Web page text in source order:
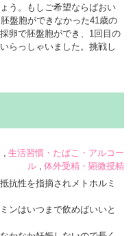
う。もしご希望ならばおい
盤胞ができなかった41歳の
卵で胚盤胞ができ、1回目の
らっしゃいました。挑戦し
生活習慣・たばこ・アルコー
ル
体外受精・顕微授精
抗性を指摘されメトホルミ
ンはいつまで飲めばいいと